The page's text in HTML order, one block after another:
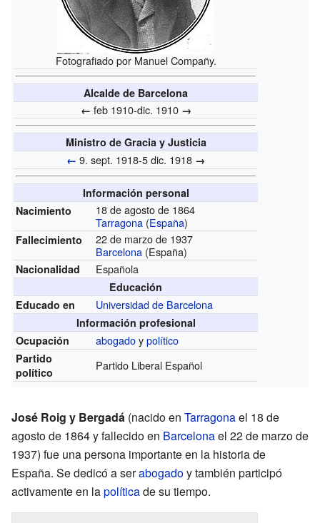
Fotografiado por Manuel Compañy.
Alcalde de Barcelona
← feb 1910-dic. 1910 →
Ministro de Gracia y Justicia
← 9. sept. 1918-5 dic. 1918 →
Información personal
Nacimiento
18 de agosto de 1864
Tarragona (España)
Fallecimiento
22 de marzo de 1937
Barcelona (España)
Nacionalidad Española
Educación
Educado en
Universidad de Barcelona
Información profesional
Ocupación
abogadoypolítico
Partido
político
Partido Liberal Español
José Roig y Bergadá (nacido en Tarragonael 18 de
agosto de 1864 y fallecido en Barcelonael 22 de marzo de
1937) fue una persona importante en la historia de
España. Se dedicó a serabogadoy también participó
activamente en lapolíticade su tiempo.